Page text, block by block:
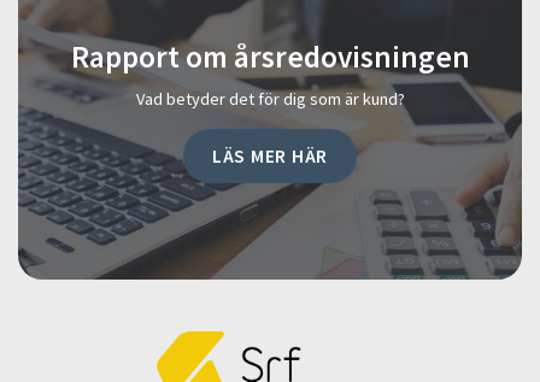
Rapport om årsredovisningen
Vad betyder det för dig som är kund?
LÄS MER HÄR